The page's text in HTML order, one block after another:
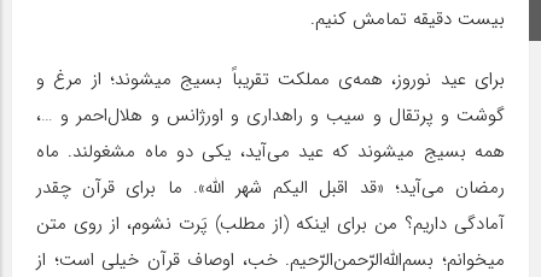
اینستاگرام
بیست دقیقه تمامش کنیم.
برای عید نوروز، همه‌ی مملکت تقریباً بسیج میشوند؛ از مرغ و
گوشت و پرتقال و سیب و راهداری و اورژانس و هلال‌احمر و …،
همه بسیج میشوند که عید می‌آید، یکی دو ماه مشغولند. ماه
رمضان می‌آید؛ «قد اقبل‌ الیکم شهر الله». ما برای قرآن چقدر
آمادگی داریم؟ من برای اینکه (از مطلب) پَرت نشوم، از روی متن
میخوانم؛ بسم‌الله‌الرّحمن‌الرّحیم. خب، اوصاف قرآن خیلی است؛ از